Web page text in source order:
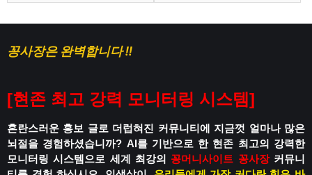
꽁사장은 완벽합니다 !!
[현존 최고 강력 모니터링 시스템]
혼란스러운 홍보 글로 더럽혀진 커뮤니티에 지금껏 얼마나 많은
뇌절을 경험하셨습니까? AI를 기반으로 한 현존 최고의 강력한
모니터링 시스템으로 세계 최강의 꽁머니사이트 꽁사장커뮤니